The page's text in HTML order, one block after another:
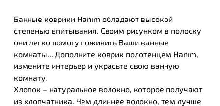
Банные коврики Hanım обладают высокой
степенью впитывания. Своим рисунком в полоску
они легко помогут оживить Ваши ванные
комнаты... Дополните коврик полотенцем Hanım,
измените интерьер и украсьте свою ванную
комнату.
Хлопок – натуральное волокно, которое получают
из хлопчатника. Чем длиннее волокно, тем лучше